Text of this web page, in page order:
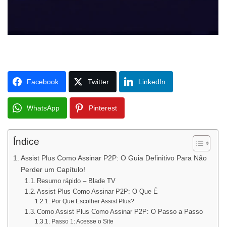
Facebook Twitter LinkedIn
WhatsApp Pinterest
Índice
Assist Plus Como Assinar P2P: O Guia Definitivo Para Não
Perder um Capítulo!
Resumo rápido – Blade TV
Assist Plus Como Assinar P2P: O Que É
Por Que Escolher Assist Plus?
Como Assist Plus Como Assinar P2P: O Passo a Passo
Passo 1: Acesse o Site